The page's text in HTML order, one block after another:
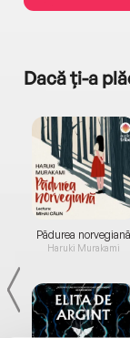
Dacă ți-a
Pădurea norvegiană
Haruki Murakami